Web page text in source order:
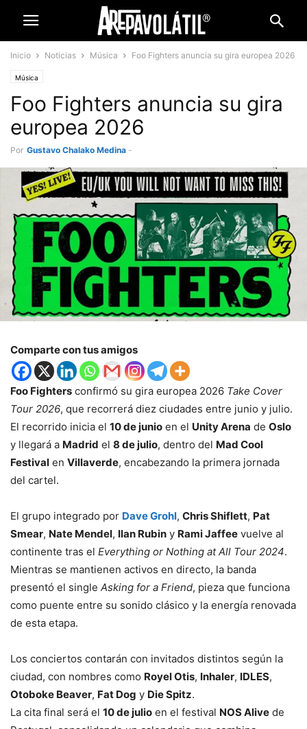
Inicio Noticias Música Foo Fighters anuncia su gira europea 2026
Música
Foo Fighters anuncia su gira
europea 2026
Por Gustavo Chalako Medina -
Comparte con tus amigos
Foo Fighters confirmó su gira europea 2026 Take Cover
Tour 2026, que recorrerá diez ciudades entre junio y julio.
El recorrido inicia el 10 de junio en el Unity Arena de Oslo
y llegará a Madrid el 8 de julio, dentro del Mad Cool
Festival en Villaverde, encabezando la primera jornada
del cartel.
El grupo integrado por Dave Grohl, Chris Shiflett, Pat
Smear, Nate Mendel, Ilan Rubin y Rami Jaffee vuelve al
continente tras el Everything or Nothing at All Tour 2024.
Mientras se mantienen activos en directo, la banda
presentó el single Asking for a Friend, pieza que funciona
como puente entre su sonido clásico y la energía renovada
de esta etapa.
Los conciertos contarán con invitados distintos según la
ciudad, con nombres como Royel Otis, Inhaler, IDLES,
Otoboke Beaver, Fat Dog y Die Spitz.
La cita final será el 10 de julio en el festival NOS Alive de